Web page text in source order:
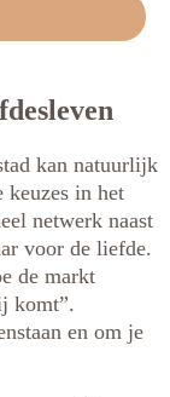
kan natuurlijk
in het
netwerk naast
voor de liefde.
de markt
komt”.
en om je